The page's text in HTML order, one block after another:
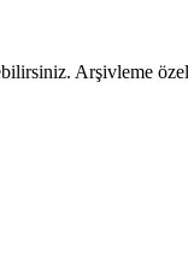
Arşivleme